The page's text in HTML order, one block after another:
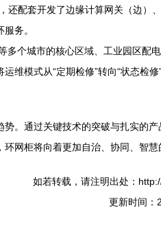
还配套开发了边缘计算网关（边）
务。
多个城市的核心区域、工业园区配
维模式从“定期检修”转向“状态检
。通过关键技术的突破与扎实的
网柜将向着更加自治、协同、智
如若转载，请注明出处：
更新时间：